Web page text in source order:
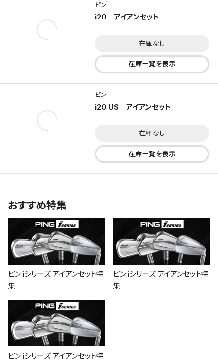
ピン
i20 アイアンセット
在庫なし
在庫一覧を表示
ピン
i20 US アイアンセット
在庫なし
在庫一覧を表示
おすすめ特集
ピン iシリーズ アイアンセット特
集
ピン iシリーズ アイアンセット特
集
ピン iシリーズ アイアンセット特